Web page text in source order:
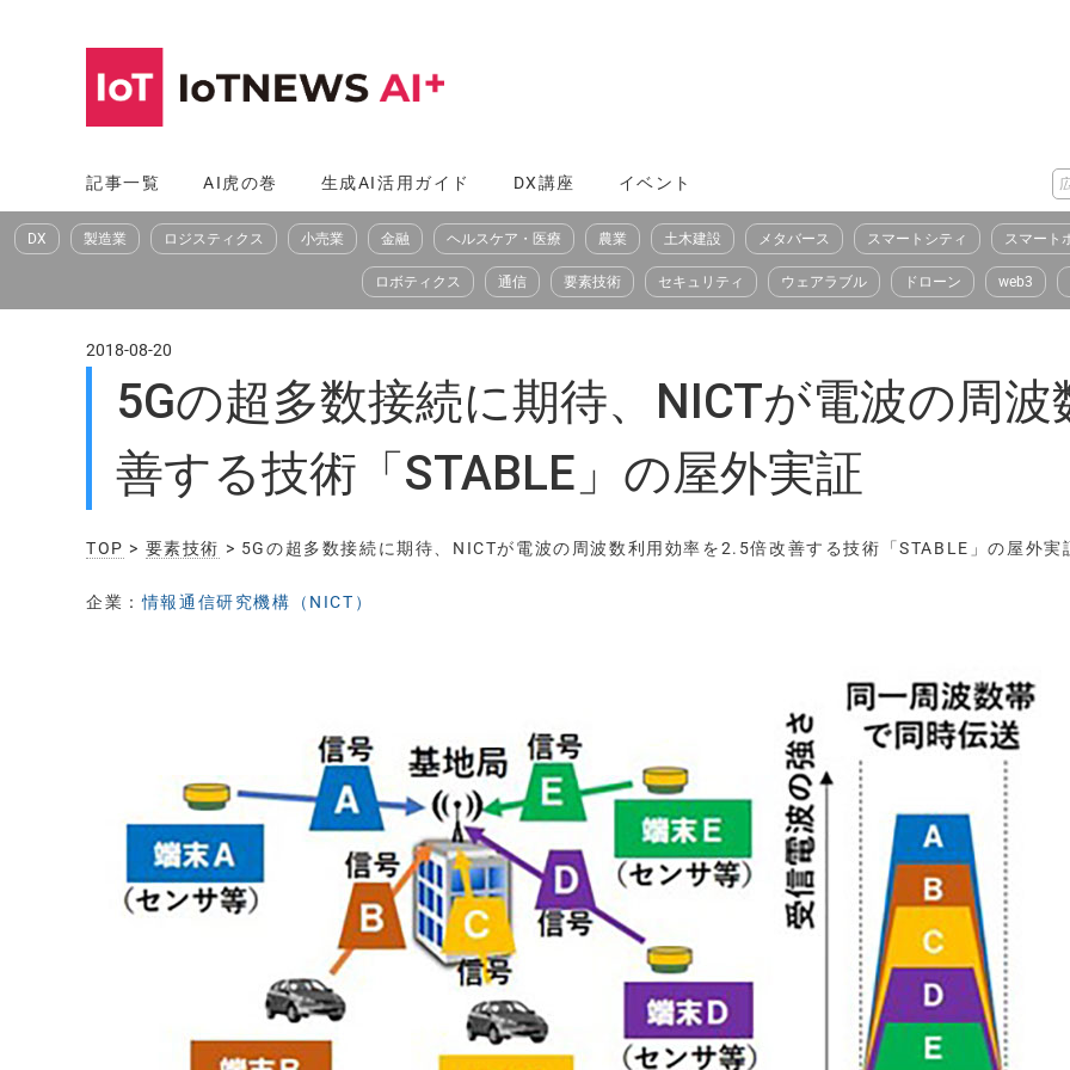
へ
ス
記事一覧 AI虎の巻 生成AI活用ガイド DX講座 イベント
DX 製造業 ロジスティクス 小売業 金融 ヘルスケア・医療 農業 土木建設 メタバース スマートシティ スマート
ロボティクス 通信 要素技術 セキュリティ ウェアラブル ドローン web3
2018-08-20
5Gの超多数接続に期待、NICTが電波の周
善する技術「STABLE」の屋外実証
TOP > 要素技術 > 5Gの超多数接続に期待、NICTが電波の周波数利用効率を2.5倍改善する技術「STABLE」の屋外実
企業：情報通信研究機構（NICT）